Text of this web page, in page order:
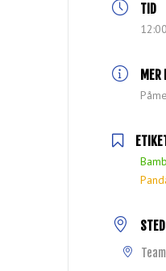
TID
MER
STED